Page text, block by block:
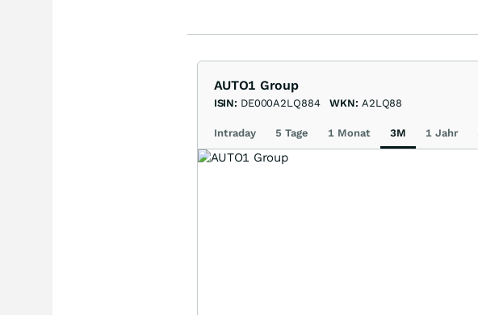
AUTO1 Group
ISIN: DE000A2LQ884 WKN: A2LQ88
Intraday 5 Tage 1 Monat 3M 1 Jahr